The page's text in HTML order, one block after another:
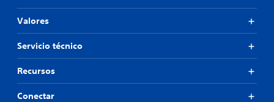
Valores
Servicio técnico
Recursos
Conectar